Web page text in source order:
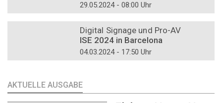
29.05.2024 - 08:00 Uhr
Digital Signage und Pro-AV
ISE 2024 in Barcelona
04.03.2024 - 17:50 Uhr
AKTUELLE AUSGABE